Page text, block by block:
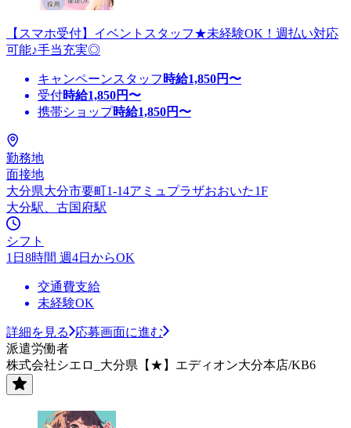
【スマホ受付】イベントスタッフ★未経験OK！週払い対応
可能♪手当充実◎
キャンペーンスタッフ 時給1,850円〜
受付時給1,850円〜
携帯ショップ時給1,850円〜
勤務地
面接地
大分県大分市要町1-14アミュプラザおおいた1F
大分駅、古国府駅
シフト
1日8時間 週4日からOK
交通費支給
未経験OK
詳細を見る
応募画面に進む
派遣労働者
株式会社シエロ_大分県【★】エディオン大分本店/KB6